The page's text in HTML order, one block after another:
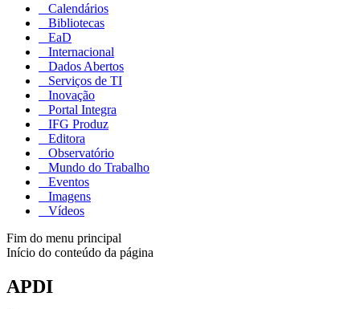
Calendários
Bibliotecas
EaD
Internacional
Dados Abertos
Serviços de TI
Inovação
Portal Integra
IFG Produz
Editora
Observatório
Mundo do Trabalho
Eventos
Imagens
Vídeos
Fim do menu principal
Início do conteúdo da página
APDI